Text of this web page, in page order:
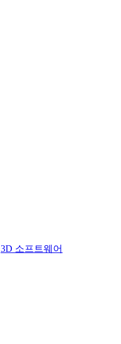
3D 소프트웨어